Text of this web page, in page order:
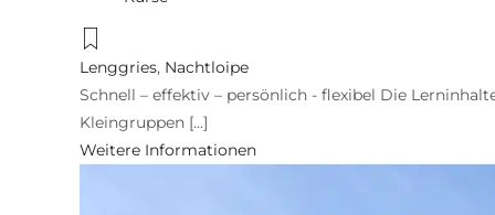
Lenggries, Nachtloipe
Schnell – effektiv – persönlich - flexibel Die
Kleingruppen [...]
Weitere Informationen